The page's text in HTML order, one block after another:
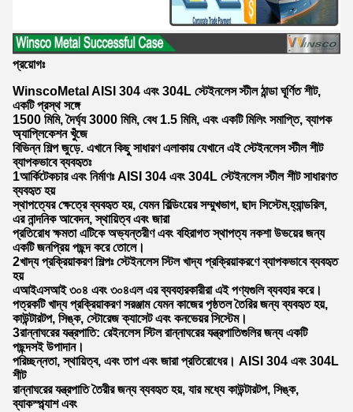
প্রয়োগঃ
WinscoMetal AISI 304 এবং 304L স্টেইনলেস স্টীল ঠান্ডা ঘূর্ণিত শীট,
একটি প্রস্থ সঙ্গে
1500 মিমি, দৈর্ঘ্য 3000 মিমি, বেধ 1.5 মিমি, এবং একটি মিলিং সমাপ্তি, ব্যাপক
অ্যাপ্লিকেশন খুঁজে
বিভিন্ন শিল্প জুড়ে. এখানে কিছু সাধারণ এলাকায় যেখানে এই স্টেইনলেস স্টীল শীট
ব্যাপকভাবে ব্যবহৃতঃ
1আর্কিটেকচার এবং নির্মাণঃ AISI 304 এবং 304L স্টেইনলেস স্টীল শীট সাধারণত
ব্যবহৃত হয়
স্থাপত্যের ক্ষেত্রে ব্যবহৃত হয়, যেমন বিল্ডিংয়ের সম্মুখভাগ, ছাদ সিস্টেম,হ্যান্ডরিল,
এর নান্দনিক আবেদন, স্থায়িত্ব এবং জারা
প্রতিরোধ ক্ষমতা এটিকে অভ্যন্তরীণ এবং বহিরাগত স্থাপত্য নকশা উভয়ের জন্য
একটি জনপ্রিয় পছন্দ করে তোলে।
2খাদ্য প্রক্রিয়াকরণ শিল্পঃ স্টেইনলেস স্টিল খাদ্য প্রক্রিয়াকরণে ব্যাপকভাবে ব্যবহৃত
হয়
এআইএসআই ৩০৪ এবং ৩০৪এল এর ব্যবহারকারীরা এই পণ্যগুলি ব্যবহার করে।
পত্রকটি খাদ্য প্রক্রিয়াকরণ সরঞ্জাম যেমন কাজের পৃষ্ঠতল তৈরির জন্য ব্যবহৃত হয়,
কাউন্টারটপ, সিঙ্ক, স্টোরেজ ক্যাসেট এবং কনভেয়র সিস্টেম।
3রান্নাঘরের যন্ত্রপাতি: রেইনলেস স্টিল রান্নাঘরের যন্ত্রপাতিগুলির জন্য একটি
পছন্দসই উপাদান।
পরিচ্ছন্নতা, স্থায়িত্ব, এবং তাপ এবং জারা প্রতিরোধের। AISI 304 এবং 304L
শীট
রান্নাঘরের যন্ত্রপাতি তৈরীর জন্য ব্যবহৃত হয়, যার মধ্যে কাউন্টারটপ, সিঙ্ক,
ব্যাকস্প্ল্যাশ এবং